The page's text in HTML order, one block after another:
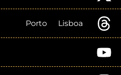
Porto Lisboa